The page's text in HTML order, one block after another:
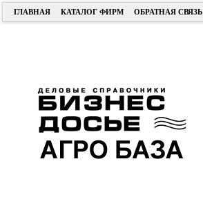
ГЛАВНАЯ КАТАЛОГ ФИРМ ОБРАТНАЯ СВЯЗЬ